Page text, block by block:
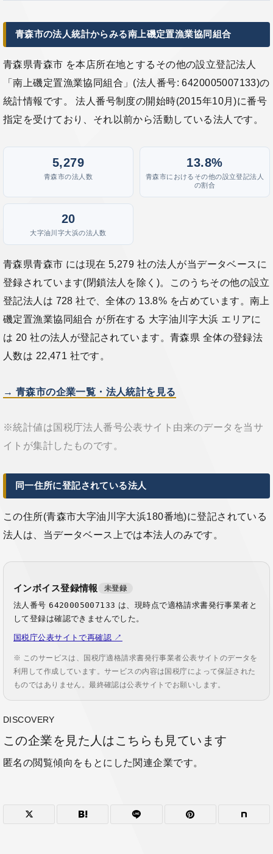
青森市の法人統計からみる南上磯定置漁業協同組合
青森県青森市 を本店所在地とするその他の設立登記法人
「南上磯定置漁業協同組合」(法人番号: 6420005007133)の
統計情報です。 法人番号制度の開始時(2015年10月)に番号
指定を受けており、それ以前から活動している法人です。
5,279
青森市の法人数
13.8%
青森市におけるその他の設立登記法人
の割合
20
大字油川字大浜の法人数
青森県青森市 には現在 5,279 社の法人が当データベースに
登録されています(閉鎖法人を除く)。このうちその他の設立
登記法人は 728 社で、全体の 13.8% を占めています。南上
磯定置漁業協同組合 が所在する 大字油川字大浜 エリアに
は 20 社の法人が登記されています。青森県 全体の登録法
人数は 22,471 社です。
→ 青森市の企業一覧・法人統計を見る
※統計値は国税庁法人番号公表サイト由来のデータを当サ
イトが集計したものです。
同一住所に登記されている法人
この住所(青森市大字油川字大浜180番地)に登記されている
法人は、当データベース上では本法人のみです。
インボイス登録情報 未登録
法人番号6420005007133 は、現時点で適格請求書発行事業者と
して登録は確認できませんでした。
国税庁公表サイトで再確認 ↗
※ このサービスは、国税庁適格請求書発行事業者公表サイトのデータを
利用して作成しています。サービスの内容は国税庁によって保証された
ものではありません。最終確認は公表サイトでお願いします。
DISCOVERY
この企業を見た人はこちらも見ています
匿名の閲覧傾向をもとにした関連企業です。